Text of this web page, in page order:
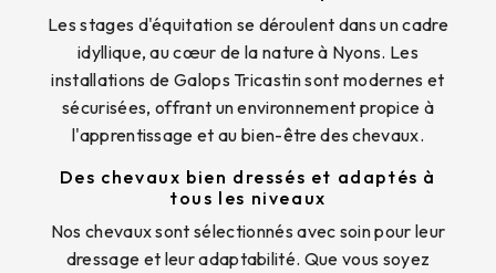
Les stages d'équitation se déroulent dans un cadre
idyllique, au cœur de la nature à Nyons. Les
installations de Galops Tricastin sont modernes et
sécurisées, offrant un environnement propice à
l'apprentissage et au bien-être des chevaux.
Des chevaux bien dressés et adaptés à
tous les niveaux
Nos chevaux sont sélectionnés avec soin pour leur
dressage et leur adaptabilité. Que vous soyez